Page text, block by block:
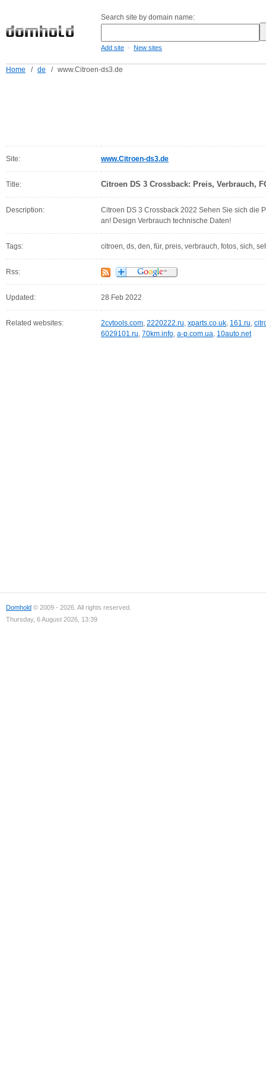
Search site by domain name:
Add site - New sites
Home / de / www.Citroen-ds3.de
Site: www.Citroen-ds3.de
Title: Citroen DS 3 Crossback: Preis, Verbrauch,
Description:
Citroen DS 3 Crossback 2022 Sehen Sie sich die
an! Design Verbrauch technische Daten!
Tags: citroen, ds, den, für, preis, verbrauch, fotos, sich,
Rss:
Updated: 28 Feb 2022
Related websites: 2cvtools.com, 2220222.ru, xparts.co.uk, 161.ru,
6029101.ru, 70km.info, a-p.com.ua, 10auto.net
Domhold © 2009 - 2026. All rights reserved.
Thursday, 6 August 2026, 13:39